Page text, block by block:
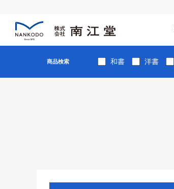
商品検索 和書 洋書